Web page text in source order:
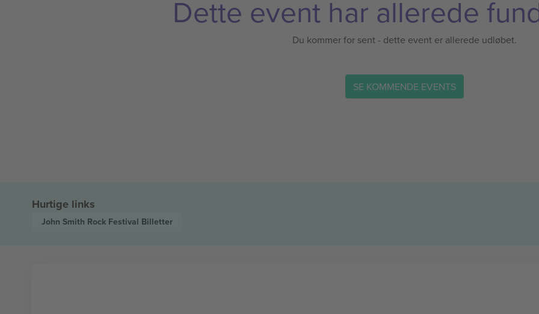
Dette event har allerede
Du kommer for sent - dette event er allerede udløbet.
SE KOMMENDE EVENTS
Hurtige links
John Smith Rock Festival Billetter